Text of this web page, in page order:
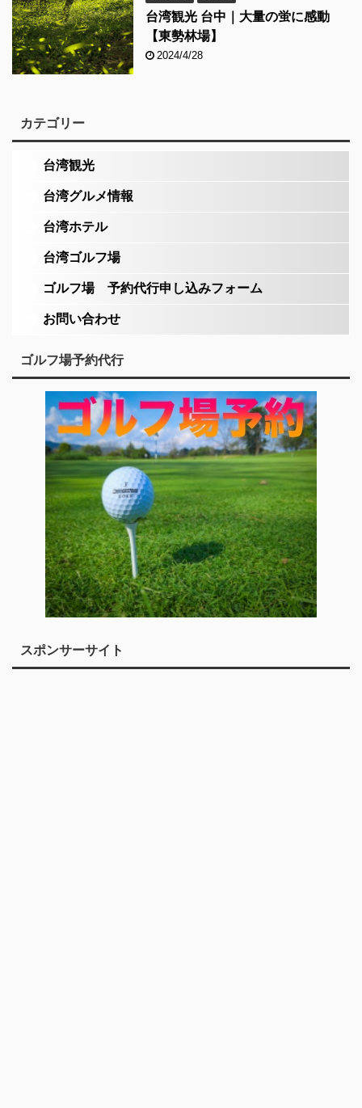
台湾観光 台中｜大量の蛍に感動
【東勢林場】
2024/4/28
カテゴリー
台湾観光
台湾グルメ情報
台湾ホテル
台湾ゴルフ場
ゴルフ場 予約代行申し込みフォーム
お問い合わせ
ゴルフ場予約代行
スポンサーサイト